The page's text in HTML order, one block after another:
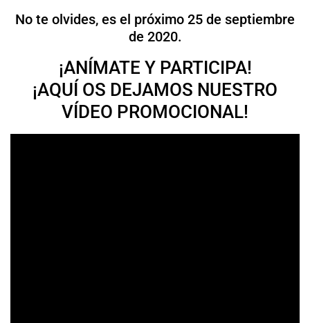
No te olvides, es el próximo 25 de septiembre
de 2020.
¡ANÍMATE Y PARTICIPA!
¡AQUÍ OS DEJAMOS NUESTRO
VÍDEO PROMOCIONAL!